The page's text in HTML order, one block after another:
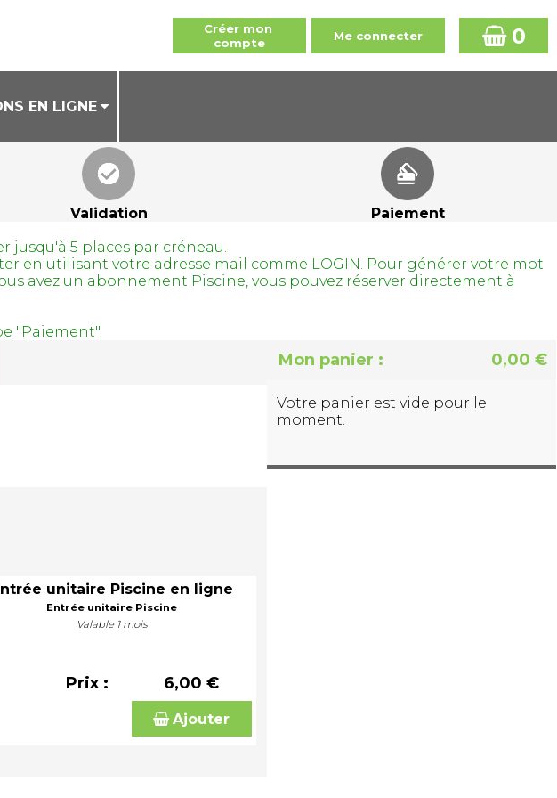
0
EN LIGNE
Validation
Paiement
jusqu'à 5 places par créneau.
en utilisant votre adresse mail comme LOGIN. Pour générer votre mot
avez un abonnement Piscine, vous pouvez réserver directement à
"Paiement".
unitaire Piscine en ligne
Entrée unitaire Piscine
Valable 1 mois
Prix : 6,00 €
Ajouter
Mon panier : 0,00 €
Votre panier est vide pour le
moment.